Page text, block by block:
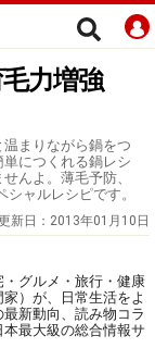
力増強
まりながら鍋をつ
につくれる鍋レシ
んよ。薄毛予防、
ャルレシピです。
新日： 2013年01月10日
・グルメ・旅行・健康
）が、日常生活をよ
新動向、読み物コラ
最大級の総合情報サ